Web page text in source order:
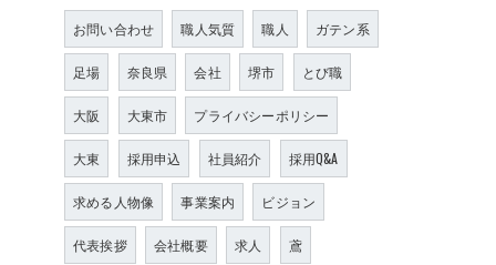
お問い合わせ 職人気質 職人 ガテン系
足場 奈良県 会社 堺市 とび職
大阪 大東市 プライバシーポリシー
大東 採用申込 社員紹介 採用Q&A
求める人物像 事業案内 ビジョン
代表挨拶 会社概要 求人 鳶